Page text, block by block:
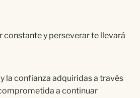
constante y perseverar te llevará
la confianza adquiridas a través
a continuar